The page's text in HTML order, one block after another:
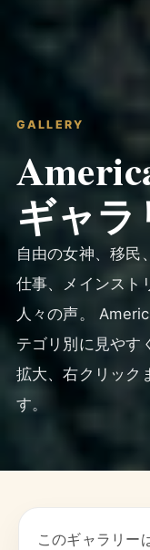
GALLERY
ギャラ
自由の女神、移民
仕事、メインスト
人々の声。
テゴリ別に見やす
拡大、右クリック
す。
このギャラリー